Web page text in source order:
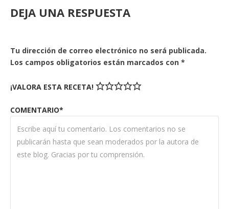
DEJA UNA RESPUESTA
Tu dirección de correo electrónico no será publicada.
Los campos obligatorios están marcados con *
¡VALORA ESTA RECETA!
COMENTARIO*